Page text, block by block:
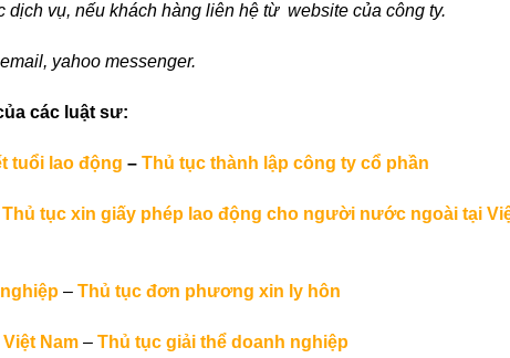
vụ, nếu khách hàng liên hệ từ website của công ty.
yahoo messenger.
các luật sư:
tuổi lao động – Thủ tục thành lập công ty cổ phần
Thủ tục xin giấy phép lao động cho người nước ngoài tại
– Thủ tục đơn phương xin ly hôn
Nam – Thủ tục giải thể doanh nghiệp